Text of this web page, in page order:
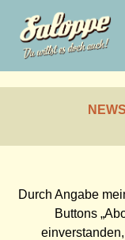
Durch Angabe
Buttons